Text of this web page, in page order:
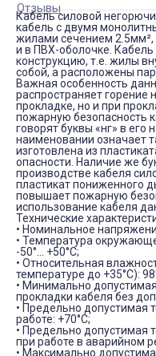
Отзывы
Кабель силовой
кабель с двумя
жилами сечением
и в ПВХ-оболочке.
конструкцию, т.е. жилы
собой, а расположены
Важная особенность
распространяет горение
прокладке, но и при
пожарную безопасность
говорят буквы «нг» в его
наименовании означает
изготовлена из
опасности. Наличие же
производстве кабеля
пластикат пониженного
повышает пожарную
использование кабеля
Технические
• Номинальное
• Температура
-50°... +50°С;
• Относительная
температуре до +35°С):
• Минимально
прокладки кабеля без
• Предельно допустимая
работе: +70°С;
• Предельно допустимая
при работе в аварийном
• Максимально